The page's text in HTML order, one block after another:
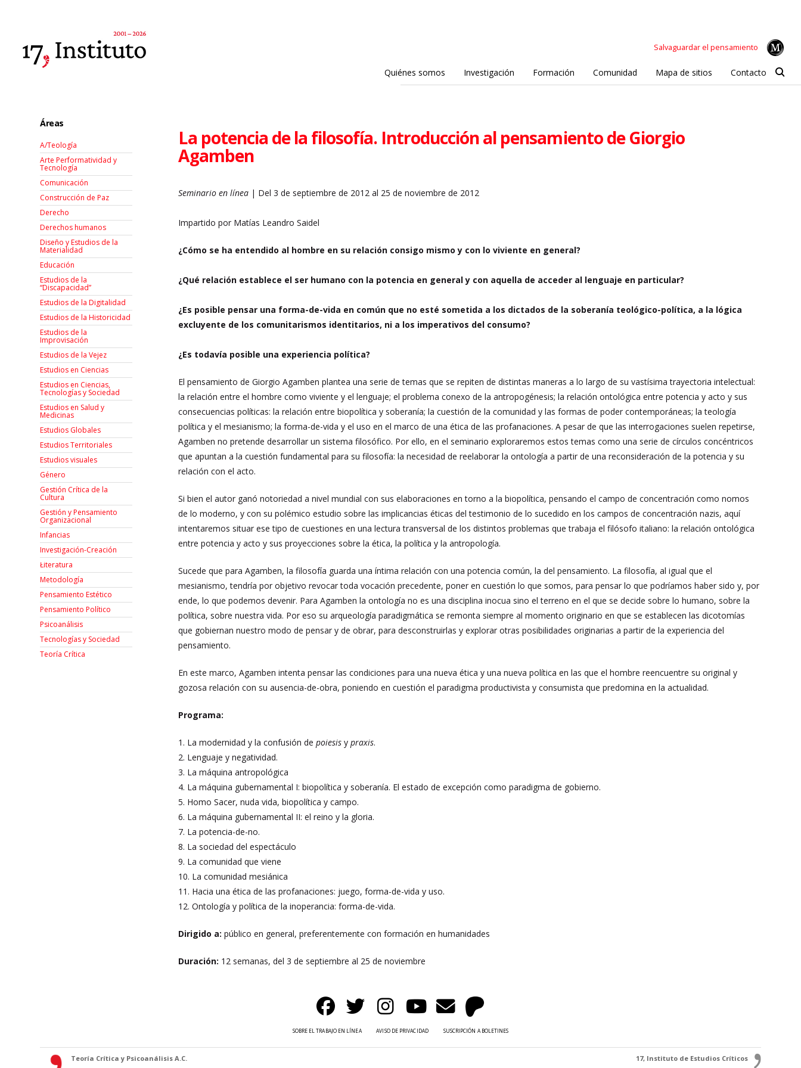
Salvaguardar el pensamiento
Quiénes somos Investigación Formación Comunidad Mapa de sitios Contacto
La potencia de la filosofía. Introducción al pensamiento de Giorgio
Agamben
Seminario en línea | Del 3 de septiembre de 2012 al 25 de noviembre de 2012
Impartido por Matías Leandro Saidel
¿Cómo se ha entendido al hombre en su relación consigo mismo y con lo viviente en general?
¿Qué relación establece el ser humano con la potencia en general y con aquella de acceder al lenguaje en particular?
¿Es posible pensar una forma-de-vida en común que no esté sometida a los dictados de la soberanía teológico-política, a la lógica
excluyente de los comunitarismos identitarios, ni a los imperativos del consumo?
¿Es todavía posible una experiencia política?
El pensamiento de Giorgio Agamben plantea una serie de temas que se repiten de distintas maneras a lo largo de su vastísima trayectoria intelectual:
la relación entre el hombre como viviente y el lenguaje; el problema conexo de la antropogénesis; la relación ontológica entre potencia y acto y sus
consecuencias políticas: la relación entre biopolítica y soberanía; la cuestión de la comunidad y las formas de poder contemporáneas; la teología
política y el mesianismo; la forma-de-vida y el uso en el marco de una ética de las profanaciones. A pesar de que las interrogaciones suelen repetirse,
Agamben no pretende desarrollar un sistema filosófico. Por ello, en el seminario exploraremos estos temas como una serie de círculos concéntricos
que apuntan a la cuestión fundamental para su filosofía: la necesidad de reelaborar la ontología a partir de una reconsideración de la potencia y su
relación con el acto.
Si bien el autor ganó notoriedad a nivel mundial con sus elaboraciones en torno a la biopolítica, pensando el campo de concentración como nomos
de lo moderno, y con su polémico estudio sobre las implicancias éticas del testimonio de lo sucedido en los campos de concentración nazis, aquí
intentaremos situar ese tipo de cuestiones en una lectura transversal de los distintos problemas que trabaja el filósofo italiano: la relación ontológica
entre potencia y acto y sus proyecciones sobre la ética, la política y la antropología.
Sucede que para Agamben, la filosofía guarda una íntima relación con una potencia común, la del pensamiento. La filosofía, al igual que el
mesianismo, tendría por objetivo revocar toda vocación precedente, poner en cuestión lo que somos, para pensar lo que podríamos haber sido y, por
ende, lo que podemos devenir. Para Agamben la ontología no es una disciplina inocua sino el terreno en el que se decide sobre lo humano, sobre la
política, sobre nuestra vida. Por eso su arqueología paradigmática se remonta siempre al momento originario en que se establecen las dicotomías
que gobiernan nuestro modo de pensar y de obrar, para desconstruirlas y explorar otras posibilidades originarias a partir de la experiencia del
pensamiento.
En este marco, Agamben intenta pensar las condiciones para una nueva ética y una nueva política en las que el hombre reencuentre su original y
gozosa relación con su ausencia-de-obra, poniendo en cuestión el paradigma productivista y consumista que predomina en la actualidad.
Programa:
1. La modernidad y la confusión depoiesis ypraxis.
2. Lenguaje y negatividad.
3. La máquina antropológica
4. La máquina gubernamental I: biopolítica y soberanía. El estado de excepción como paradigma de gobierno.
5. Homo Sacer, nuda vida, biopolítica y campo.
6. La máquina gubernamental II: el reino y la gloria.
7. La potencia-de-no.
8. La sociedad del espectáculo
9. La comunidad que viene
10. La comunidad mesiánica
11. Hacia una ética de las profanaciones: juego, forma-de-vida y uso.
12. Ontología y política de la inoperancia: forma-de-vida.
Dirigido a:público en general, preferentemente con formación en humanidades
Duración: 12 semanas, del 3 de septiembre al 25 de noviembre
Áreas
A/Teología
Arte Performatividad y
Tecnología
Comunicación
Construcción de Paz
Derecho
Derechos humanos
Diseño y Estudios de la
Materialidad
Educación
Estudios de la
“Discapacidad”
Estudios de la Digitalidad
Estudios de la Historicidad
Estudios de la
Improvisación
Estudios de la Vejez
Estudios en Ciencias
Estudios en Ciencias,
Tecnologías y Sociedad
Estudios en Salud y
Medicinas
Estudios Globales
Estudios Territoriales
Estudios visuales
Género
Gestión Crítica de la
Cultura
Gestión y Pensamiento
Organizacional
Infancias
Investigación-Creación
Łiteratura
Metodología
Pensamiento Estético
Pensamiento Político
Psicoanálisis
Tecnologías y Sociedad
Teoría Crítica
SOBRE EL TRABAJO EN LÍNEA AVISO DE PRIVACIDAD SUSCRIPCIÓN A BOLETINES
Teoría Crítica y Psicoanálisis A.C. 17, Instituto de Estudios Críticos